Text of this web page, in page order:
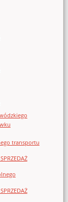
transportu